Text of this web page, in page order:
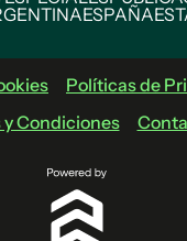
ESPAÑA
Políticas de
Condiciones